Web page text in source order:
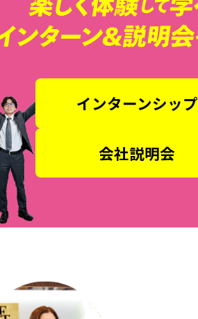
インターンシップ
会社説明会